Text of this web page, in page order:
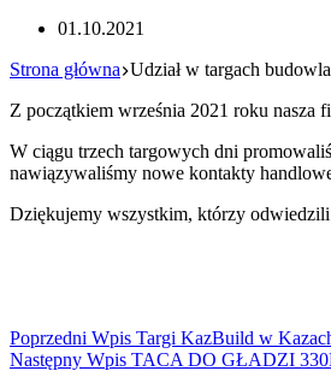
01.10.2021
Strona główna Udział w targach
Z początkiem września 2021 roku nasza
W ciągu trzech targowych dni
nawiązywaliśmy nowe kontakty
Dziękujemy wszystkim, którzy odwiedzili
Poprzedni Wpis Targi KazBuild w
Następny Wpis TACA DO GŁADZI